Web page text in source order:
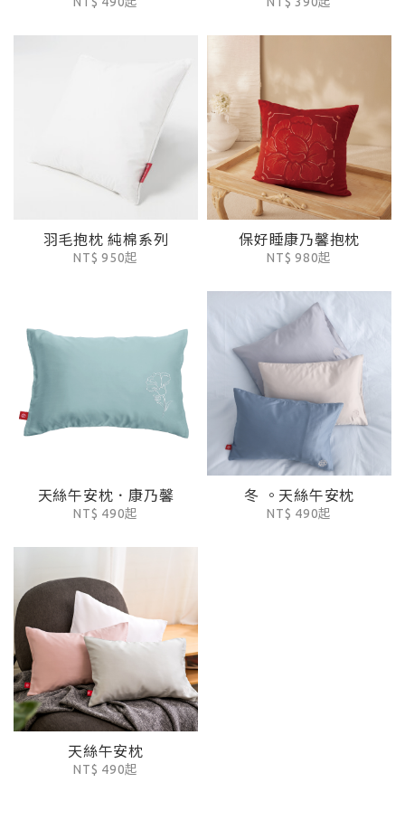
羽毛抱枕 純棉系列
NT$ 950起
保好睡康乃馨抱枕
NT$ 980起
天絲午安枕．康乃馨
NT$ 490起
冬 。天絲午安枕
NT$ 490起
天絲午安枕
NT$ 490起